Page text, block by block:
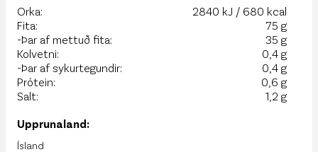
Orka:
2840 kJ / 680 kcal
Fita:
75 g
-Þar af mettuð fita:
35 g
Kolvetni:
0,4 g
-Þar af sykurtegundir:
0,4 g
Prótein:
0,6 g
Salt:
1,2 g
Upprunaland:
Ísland